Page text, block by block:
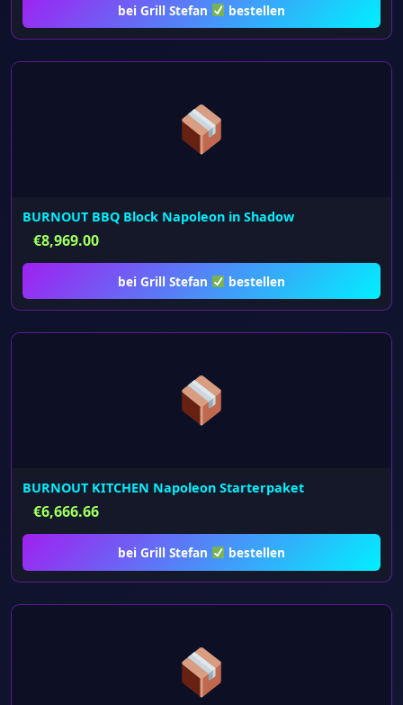
bei Grill Stefan bestellen
BURNOUT BBQ Block Napoleon in Shadow
€8,969.00
bei Grill Stefan bestellen
BURNOUT KITCHEN Napoleon Starterpaket
€6,666.66
bei Grill Stefan bestellen